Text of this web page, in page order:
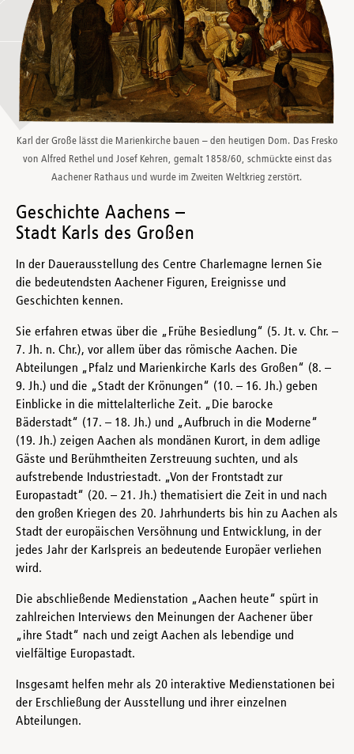
Karl der Große lässt die Marienkirche bauen – den heutigen Dom. Das Fresko
von Alfred Rethel und Josef Kehren, gemalt 1858/60, schmückte einst das
Aachener Rathaus und wurde im Zweiten Weltkrieg zerstört.
Geschichte Aachens –
Stadt Karls des Großen
In der Dauerausstellung des Centre Charlemagne lernen Sie
die bedeutendsten Aachener Figuren, Ereignisse und
Geschichten kennen.
Sie erfahren etwas über die „Frühe Besiedlung“ (5. Jt. v. Chr. –
7. Jh. n. Chr.), vor allem über das römische Aachen. Die
Abteilungen „Pfalz und Marienkirche Karls des Großen“ (8. –
9. Jh.) und die „Stadt der Krönungen“ (10. – 16. Jh.) geben
Einblicke in die mittelalterliche Zeit. „Die barocke
Bäderstadt“ (17. – 18. Jh.) und „Aufbruch in die Moderne“
(19. Jh.) zeigen Aachen als mondänen Kurort, in dem adlige
Gäste und Berühmtheiten Zerstreuung suchten, und als
aufstrebende Industriestadt. „Von der Frontstadt zur
Europastadt“ (20. – 21. Jh.) thematisiert die Zeit in und nach
den großen Kriegen des 20. Jahrhunderts bis hin zu Aachen als
Stadt der europäischen Versöhnung und Entwicklung, in der
jedes Jahr der Karlspreis an bedeutende Europäer verliehen
wird.
Die abschließende Medienstation „Aachen heute“ spürt in
zahlreichen Interviews den Meinungen der Aachener über
„ihre Stadt“ nach und zeigt Aachen als lebendige und
vielfältige Europastadt.
Insgesamt helfen mehr als 20 interaktive Medienstationen bei
der Erschließung der Ausstellung und ihrer einzelnen
Abteilungen.